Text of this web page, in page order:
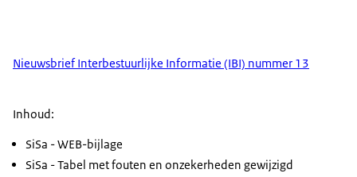
Nieuwsbrief Interbestuurlijke Informatie (IBI) nummer 13
Inhoud:
SiSa - WEB-bijlage
SiSa - Tabel met fouten en onzekerheden gewijzigd